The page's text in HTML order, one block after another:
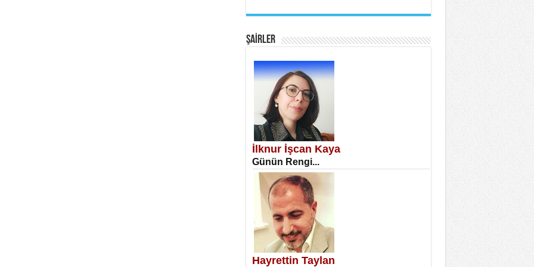
SATILMIŞ ÜMİT ÇETİNKAYA
Erkenlik...
NECLA DİLEK ARSLAN
Öğretmenler Günü Mahkemesi...
ŞAİRLER
İlknur İşcan Kaya
Günün Rengi...
Hayrettin Taylan